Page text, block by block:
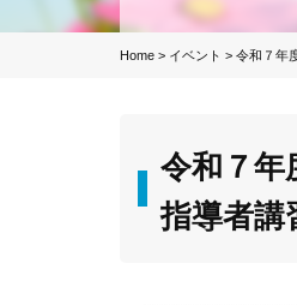
Home > イベント > 令和７年
令和７
指導者講